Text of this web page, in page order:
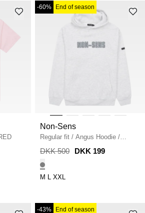
-60% End of season
Non-Sens
Regular fit / Angus Hoodie /
WHITE MEL
DKK 500 DKK 199
M L XXL
-43% End of season